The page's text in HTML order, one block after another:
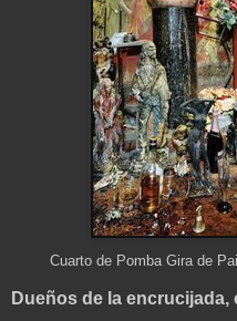
Cuarto de Pomba Gira de
Dueños de la encrucijada,